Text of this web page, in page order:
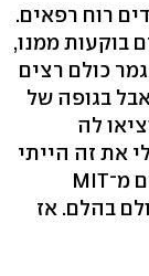
רוח רפאים.
בוקעות ממנו,
כולם רצים
בגופה של
לה
את זה הייתי
אומר: חרטא, זאת הצגה. אבל פרופסורים מ־MIT
בהלם. אז